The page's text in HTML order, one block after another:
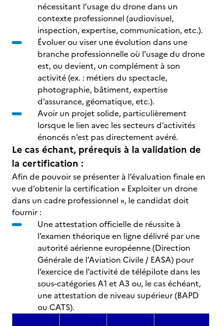
nécessitant l’usage du drone dans un
contexte professionnel (audiovisuel,
inspection, expertise, communication, etc.).
Évoluer ou viser une évolution dans une
branche professionnelle où l’usage du drone
est, ou devient, un complément à son
activité (ex. : métiers du spectacle,
photographie, bâtiment, expertise
d’assurance, géomatique, etc.).
Avoir un projet solide, particulièrement
lorsque le lien avec les secteurs d’activités
énoncés n’est pas directement avéré.
Le cas échant, prérequis à la validation de
la certification :
Afin de pouvoir se présenter à l’évaluation finale en
vue d’obtenir la certification « Exploiter un drone
dans un cadre professionnel », le candidat doit
fournir :
Une attestation officielle de réussite à
l’examen théorique en ligne délivré par une
autorité aérienne européenne (Direction
Générale de l’Aviation Civile / EASA) pour
l’exercice de l’activité de télépilote dans les
sous-catégories A1 et A3 ou, le cas échéant,
une attestation de niveau supérieur (BAPD
ou CATS).